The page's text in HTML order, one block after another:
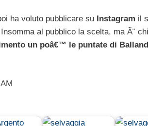
ha voluto pubblicare su Instagram il
al pubblico la scelta, ma Ã¨
un poâ€™ le puntate di